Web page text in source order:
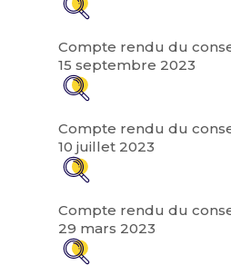
Compte rendu du
15 septembre 2023
Compte rendu du
10 juillet 2023
Compte rendu du
29 mars 2023